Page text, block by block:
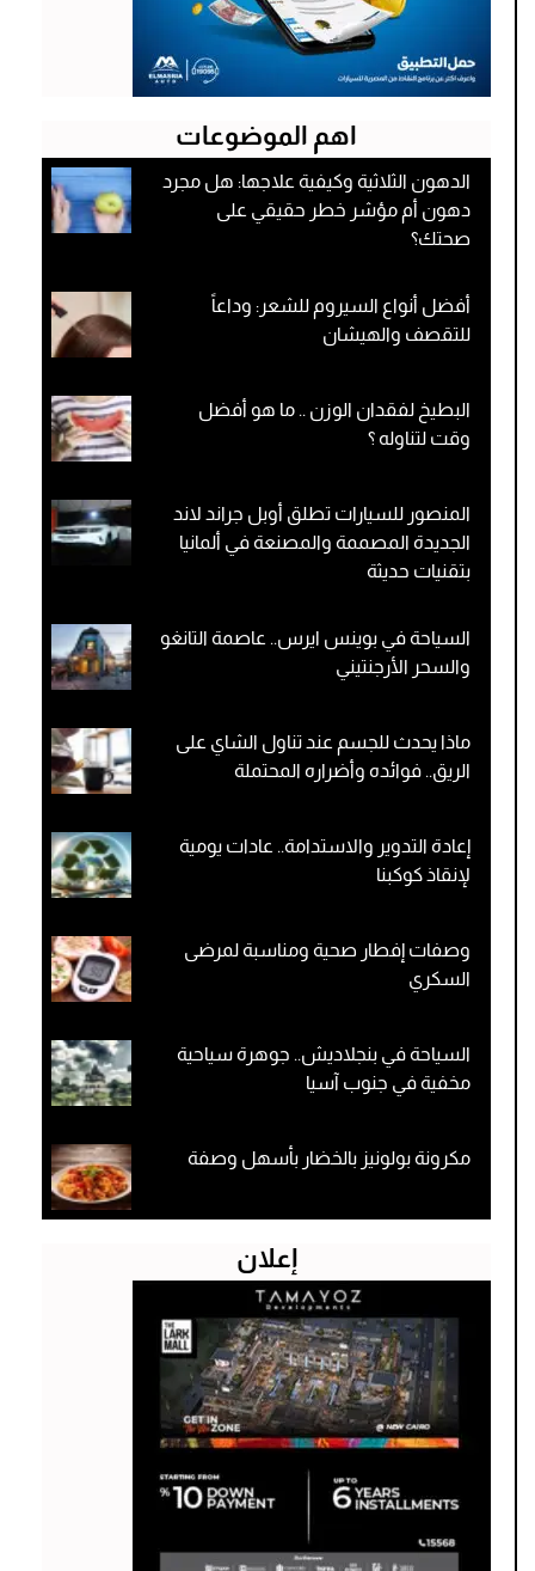
اهم الموضوعات
الدهون الثلاثية وكيفية علاجها: هل مجرد
دهون أم مؤشر خطر حقيقي على
صحتك؟
أفضل أنواع السيروم للشعر: وداعاً
للتقصف والهيشان
البطيخ لفقدان الوزن .. ما هو أفضل
وقت لتناوله ؟
المنصور للسيارات تطلق أوبل جراند لاند
الجديدة المصممة والمصنعة في ألمانيا
بتقنيات حديثة
السياحة في بوينس ايرس.. عاصمة التانغو
والسحر الأرجنتيني
ماذا يحدث للجسم عند تناول الشاي على
الريق.. فوائده وأضراره المحتملة
إعادة التدوير والاستدامة.. عادات يومية
لإنقاذ كوكبنا
وصفات إفطار صحية ومناسبة لمرضى
السكري
السياحة في بنجلاديش.. جوهرة سياحية
مخفية في جنوب آسيا
مكرونة بولونيز بالخضار بأسهل وصفة
إعلان